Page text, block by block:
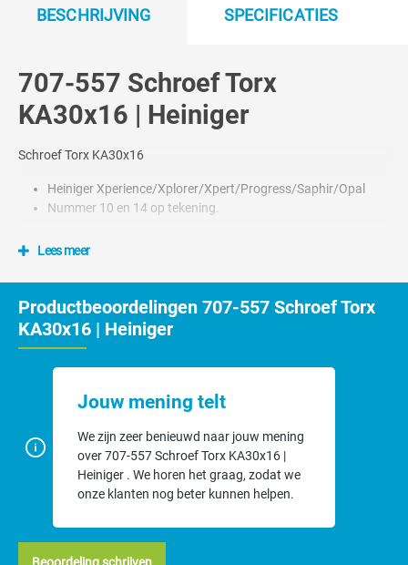
BESCHRIJVING SPECIFICATIES
707-557 Schroef Torx
KA30x16 | Heiniger
Schroef Torx KA30x16
Heiniger Xperience/Xplorer/Xpert/Progress/Saphir/Opal
Nummer 10 en 14 op tekening.
Lees meer
Productbeoordelingen 707-557 Schroef Torx
KA30x16 | Heiniger
Jouw mening telt
We zijn zeer benieuwd naar jouw mening
over 707-557 Schroef Torx KA30x16 |
Heiniger . We horen het graag, zodat we
onze klanten nog beter kunnen helpen.